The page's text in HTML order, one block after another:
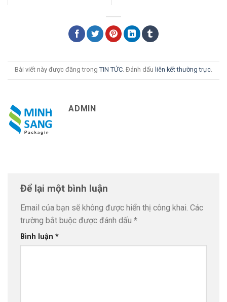
Bài viết này được đăng trong TIN TỨC. Đánh dấu liên kết thường trực.
ADMIN
Để lại một bình luận
Email của bạn sẽ không được hiển thị công khai. Các
trường bắt buộc được đánh dấu *
Bình luận *